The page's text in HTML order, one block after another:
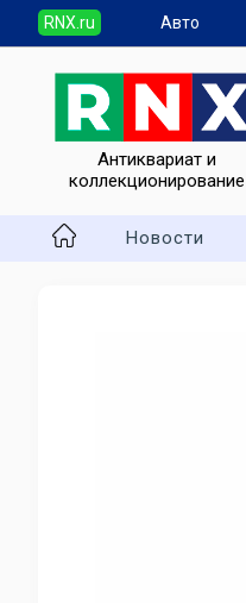
RNX.ru Авто
Антиквариат и
коллекционирование
Новости